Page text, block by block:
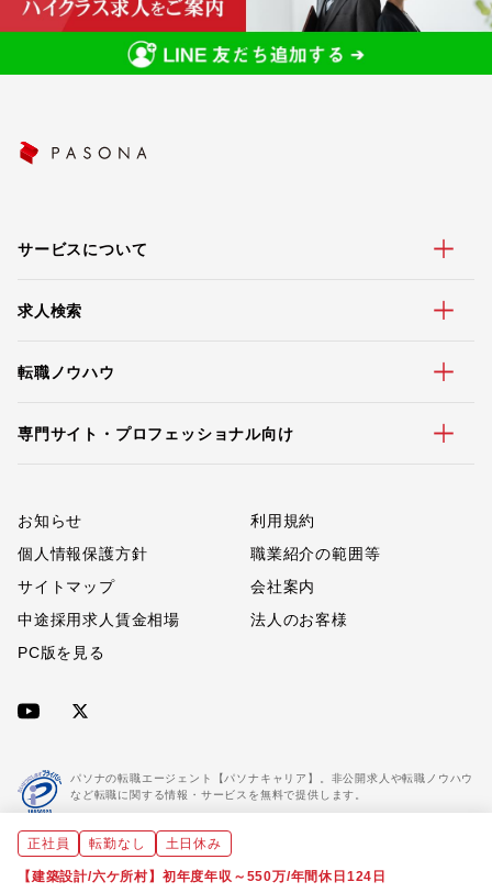
サービスについて
求人検索
転職ノウハウ
専門サイト・プロフェッショナル向け
お知らせ
利用規約
個人情報保護方針
職業紹介の範囲等
サイトマップ
会社案内
中途採用求人賃金相場
法人のお客様
PC版を見る
パソナの転職エージェント【パソナキャリア】。非公開求人や転職ノウハウ
など転職に関する情報・サービスを無料で提供します。
「パソナキャリア」は職業紹介優良事業者に認定されています。
正社員 転勤なし 土日休み
【建築設計/六ケ所村】初年度年収～550万/年間休日124日